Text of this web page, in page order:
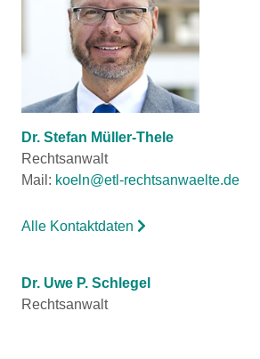
Dr. Stefan Müller-Thele
Rechtsanwalt
Mail: koeln@etl-rechtsanwaelte.de
Alle Kontaktdaten
Dr. Uwe P. Schlegel
Rechtsanwalt